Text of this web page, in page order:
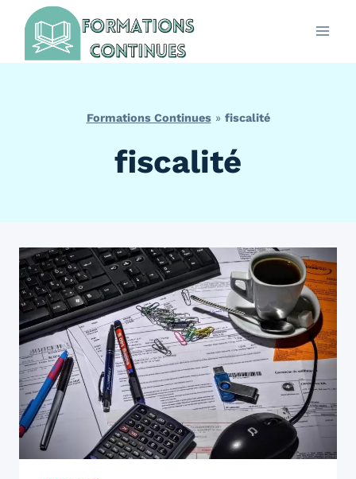
contenu
Formations Continues» fiscalité
fiscalité